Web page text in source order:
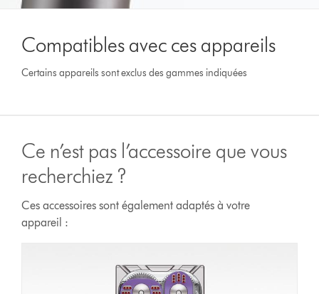
Compatibles avec ces appareils
Certains appareils sont exclus des gammes indiquées
Ce n’est pas l’accessoire que vous
recherchiez ?
Ces accessoires sont également adaptés à votre
appareil :